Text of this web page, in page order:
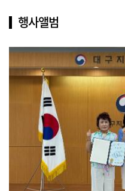
행사앨범